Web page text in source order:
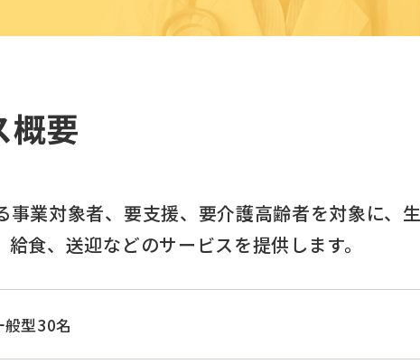
概要
事業対象者、要支援、要介護高齢者を対象に、
給食、送迎などのサービスを提供します。
般型30名